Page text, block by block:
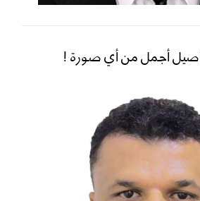
أجمل من أي صورة !